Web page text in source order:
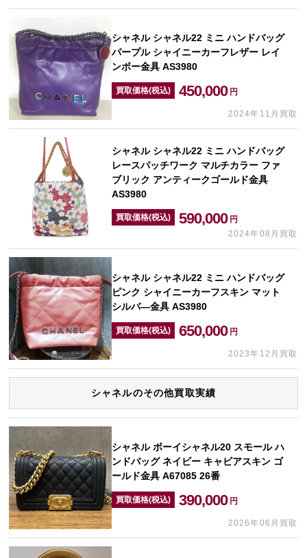
シャネル シャネル22 ミニ ハンドバッグ
パープル シャイニーカーフレザー レイ
ンボー金具 AS3980
買取価格(税込) 450,000 円
2024年11月買取
シャネル シャネル22 ミニ ハンドバッグ
レースパッチワーク マルチカラー ファ
ブリック アンティークゴールド金具
AS3980
買取価格(税込) 590,000 円
2024年08月買取
シャネル シャネル22 ミニ ハンドバッグ
ピンク シャイニーカーフスキン マット
シルバ—金具 AS3980
買取価格(税込) 650,000 円
2023年12月買取
シャネルのその他買取実績
シャネル ボーイシャネル20 スモール ハ
ンドバッグ ネイビー キャビアスキン ゴ
ールド金具 A67085 26番
買取価格(税込) 390,000 円
2026年06月買取